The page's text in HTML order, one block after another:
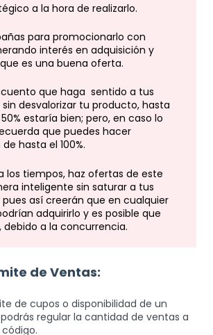
a la hora de realizarlo.
para promocionarlo con
interés en adquisición y
es una buena oferta.
que haga sentido a tus
desvalorizar tu producto, hasta
estaría bien; pero, en caso lo
que puedes hacer
hasta el 100%.
los tiempos, haz ofertas de este
inteligente sin saturar a tus
así creerán que en cualquier
adquirirlo y es posible que
debido a la concurrencia.
de Ventas:
de cupos o disponibilidad de un
regular la cantidad de ventas a